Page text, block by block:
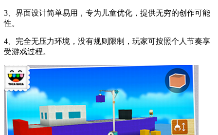
3、界面设计简单易用，专为儿童优化，提供无穷的创作可能
性。
4、完全无压力环境，没有规则限制，玩家可按照个人节奏享
受游戏过程。